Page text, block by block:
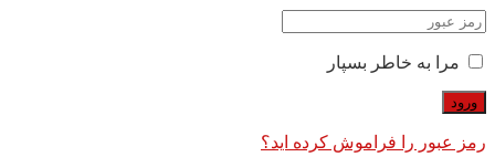
مرا به خاطر بسپار
رمز عبور را فراموش کرده اید؟